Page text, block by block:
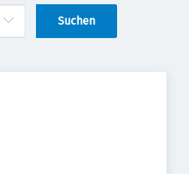
Suchen